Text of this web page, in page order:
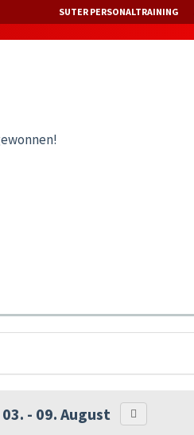
SUTER PERSONALTRAINING
03. - 09. August